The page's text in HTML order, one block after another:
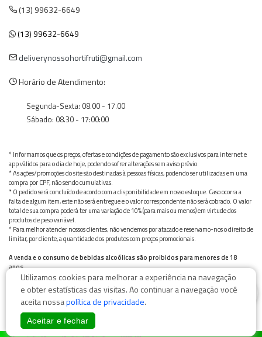
(13) 99632-6649
(13) 99632-6649
deliverynossohortifruti@gmail.com
Horário de Atendimento:
Segunda-Sexta: 08.00 - 17.00
Sábado: 08.30 - 17:00:00
* Informamos que os preços, ofertas e condições de pagamento são exclusivos para internet e
app válidos para o dia de hoje, podendo sofrer alterações sem aviso prévio.
* As ações/promoções do site são destinadas à pessoas físicas, podendo ser utilizadas em uma
compra por CPF, não sendo cumulativas.
* O pedido será concluído de acordo com a disponibilidade em nosso estoque. Caso ocorra a
falta de algum item, este não será entregue e o valor correspondente não será cobrado. O valor
total de sua compra poderá ter uma variação de 10% (para mais ou menos) em virtude dos
produtos de peso variável.
* Para melhor atender nossos clientes, não vendemos por atacado e reservamo-nos o direito de
limitar, por cliente, a quantidade dos produtos com preços promocionais.
A venda e o consumo de bebidas alcoólicas são proibidos para menores de 18
anos.
Bebida alcoólica pode causar dependência química e, em excesso, provoca graves males à saúde.
Beba com moderação
Utilizamos cookies para melhorar a experiência na navegação
e obter estatísticas das visitas. Ao continuar a navegação você
aceita nossapolítica de privacidade.
Aceitar e fechar